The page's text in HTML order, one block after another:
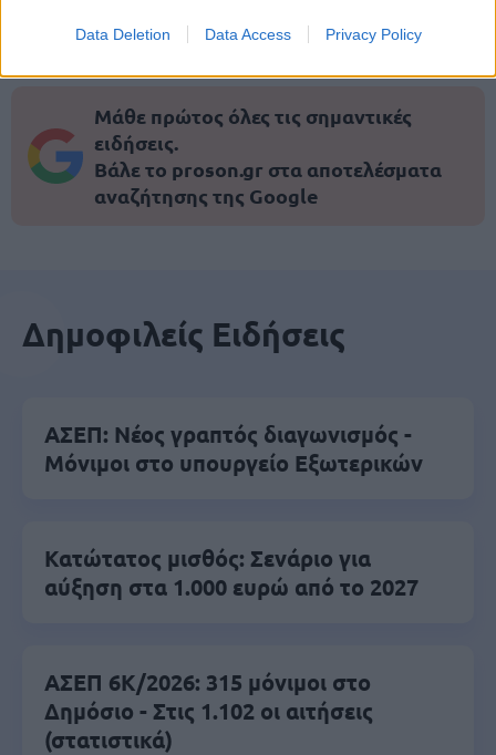
Data Deletion Data Access Privacy Policy
Μάθε πρώτος όλες τις σημαντικές
ειδήσεις.
Βάλε το proson.gr στα αποτελέσματα
αναζήτησης της Google
Δημοφιλείς Ειδήσεις
ΑΣΕΠ: Νέος γραπτός διαγωνισμός -
Μόνιμοι στο υπουργείο Εξωτερικών
Κατώτατος μισθός: Σενάριο για
αύξηση στα 1.000 ευρώ από το 2027
ΑΣΕΠ 6Κ/2026: 315 μόνιμοι στο
Δημόσιο - Στις 1.102 οι αιτήσεις
(στατιστικά)